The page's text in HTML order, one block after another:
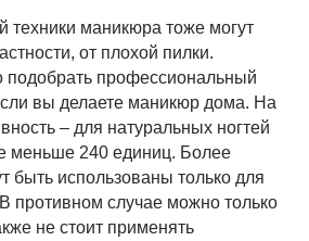
техники маникюра тоже могут
от плохой пилки.
подобрать профессиональный
вы делаете маникюр дома. На
– для натуральных ногтей
меньше 240 единиц. Более
быть использованы только для
противном случае можно только
не стоит применять